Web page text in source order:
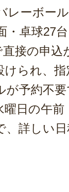
レーボー
・卓球27
接の申
けられ、
予約不
日の午前
詳しい